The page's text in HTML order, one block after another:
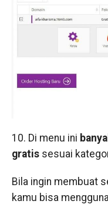
10. Di menu ini
gratissesuai
Bila ingin membuat
kamu bisa